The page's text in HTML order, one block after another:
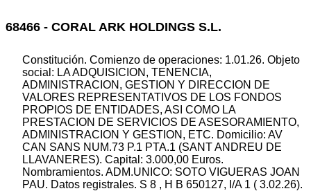
68466 - CORAL ARK HOLDINGS S.L.
Constitución. Comienzo de operaciones: 1.01.26. Objeto
social: LA ADQUISICION, TENENCIA,
ADMINISTRACION, GESTION Y DIRECCION DE
VALORES REPRESENTATIVOS DE LOS FONDOS
PROPIOS DE ENTIDADES, ASI COMO LA
PRESTACION DE SERVICIOS DE ASESORAMIENTO,
ADMINISTRACION Y GESTION, ETC. Domicilio: AV
CAN SANS NUM.73 P.1 PTA.1 (SANT ANDREU DE
LLAVANERES). Capital: 3.000,00 Euros.
Nombramientos. ADM.UNICO: SOTO VIGUERAS JOAN
PAU. Datos registrales. S 8 , H B 650127, I/A 1 ( 3.02.26).